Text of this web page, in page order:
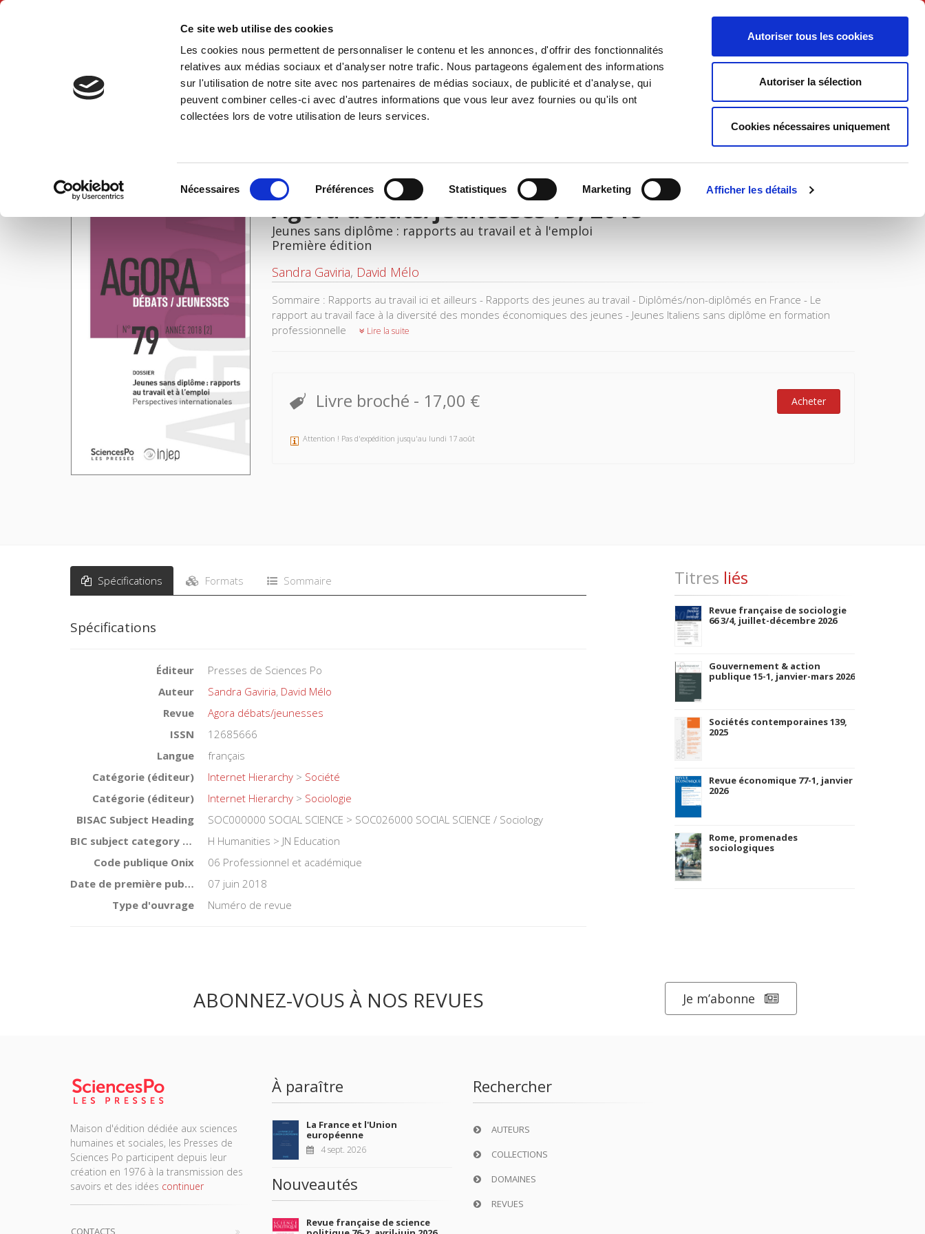
Ce site web utilise des cookies
Les cookies nous permettent de personnaliser le contenu et les annonces, d'offrir des fonctionnalités
relatives aux médias sociaux et d'analyser notre trafic. Nous partageons également des informations
sur l'utilisation de notre site avec nos partenaires de médias sociaux, de publicité et d'analyse, qui
peuvent combiner celles-ci avec d'autres informations que vous leur avez fournies ou qu'ils ont
collectées lors de votre utilisation de leurs services.
Nécessaires Préférences Statistiques Marketing Afficher les détails
Autoriser tous les cookies
Autoriser la sélection
Cookies nécessaires uniquement
Français
Accueil Environnement Histoire International Politique Société
Accueil
Agora débats/jeunesses 79, 2018
Jeunes sans diplôme : rapports au travail et à l'emploi
Première édition
Sandra Gaviria, David Mélo
Sommaire : Rapports au travail ici et ailleurs - Rapports des jeunes au travail - Diplômés/non-diplômés en France - Le
rapport au travail face à la diversité des mondes économiques des jeunes - Jeunes Italiens sans diplôme en formation
professionnelle
Lire la suite
Livre broché - 17,00 € Acheter
Attention ! Pas d'expédition jusqu'au lundi 17 août
Spécifications Formats Sommaire
Spécifications
Éditeur
Presses de Sciences Po
Auteur
Sandra Gaviria, David Mélo
Revue
Agora débats/jeunesses
ISSN
12685666
Langue
français
Catégorie (éditeur)
Internet Hierarchy > Société
Catégorie (éditeur)
Internet Hierarchy > Sociologie
BISAC Subject Heading
SOC000000 SOCIAL SCIENCE > SOC026000 SOCIAL SCIENCE / Sociology
BIC subject category (UK)
H Humanities > JN Education
Code publique Onix
06 Professionnel et académique
Date de première publication du titre
07 juin 2018
Type d'ouvrage
Numéro de revue
Titres liés
Revue française de sociologie
66 3/4, juillet-décembre 2026
Gouvernement & action
publique 15-1, janvier-mars 2026
Sociétés contemporaines 139,
2025
Revue économique 77-1, janvier
2026
Rome, promenades
sociologiques
ABONNEZ-VOUS À NOS REVUES Je m’abonne
Maison d'édition dédiée aux sciences
humaines et sociales, les Presses de
Sciences Po participent depuis leur
création en 1976 à la transmission des
savoirs et des idées continuer
CONTACTS
À paraître
La France et l'Union
européenne
4 sept. 2026
Nouveautés
Revue française de science
Rechercher
AUTEURS
COLLECTIONS
DOMAINES
REVUES